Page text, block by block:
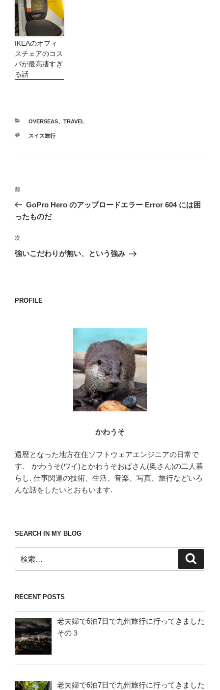
IKEAのオフィ
スチェアのコス
パが最高凄すぎ
る話
カ
ゴ
OVERSEAS、 TRAVEL
タ
スイス旅行
投
ナ
ゲ
ー
前
の
前
GoPro Hero のアップロードエラー Error 604 には困
ったものだ
次
の
次
強いこだわりが無い、という強み
PROFILE
かわうそ
還暦となった地方在住ソフトウェアエンジニアの日常で
す. かわうそ(ワイ)とかわうそおばさん(奥さん)の二人暮
らし. 仕事関連の技術、生活、音楽、写真、旅行などいろ
んな話をしたいとおもいます.
SEARCH IN MY BLOG
索:
RECENT POSTS
老夫婦で6泊7日で九州旅行に行ってきました
その３
老夫婦で6泊7日で九州旅行に行ってきました